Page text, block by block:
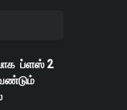
ப்ளஸ் 2